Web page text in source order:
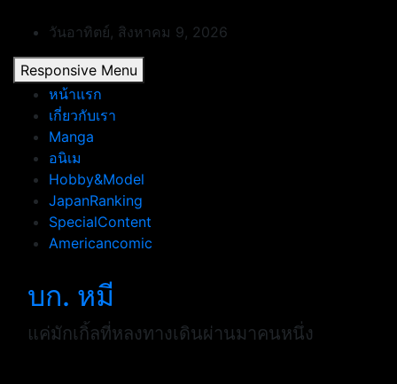
content
วันอาทิตย์, สิงหาคม 9, 2026
Responsive Menu
หน้าแรก
เกี่ยวกับเรา
Manga
อนิเม
Hobby&Model
JapanRanking
SpecialContent
Americancomic
บก. หมี
แค่มักเกิ้ลที่หลงทางเดินผ่านมาคนหนึ่ง